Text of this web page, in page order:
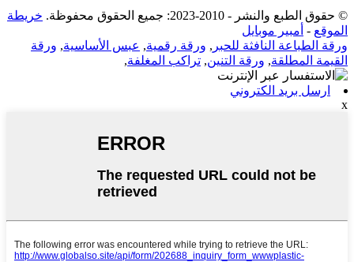
© حقوق الطبع والنشر - 2010-2023: جميع الحقوق محفوظة.
خريطة
الموقع - أمبير موبايل
ورقة الطباعة النافثة للحبر , ورقة رقمية, عبس الأساسية, ورقة
القيمة المطلقة, ورقة التنين, تراكب المغلفة,
ارسل بريد الكتروني
x